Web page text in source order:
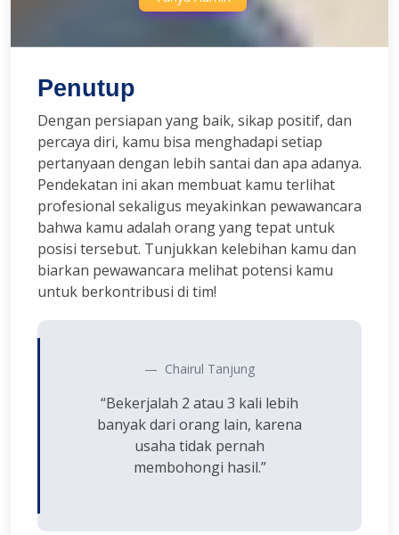
Penutup
Dengan persiapan yang baik, sikap positif, dan
percaya diri, kamu bisa menghadapi setiap
pertanyaan dengan lebih santai dan apa adanya.
Pendekatan ini akan membuat kamu terlihat
profesional sekaligus meyakinkan pewawancara
bahwa kamu adalah orang yang tepat untuk
posisi tersebut. Tunjukkan kelebihan kamu dan
biarkan pewawancara melihat potensi kamu
untuk berkontribusi di tim!
Chairul Tanjung
“Bekerjalah 2 atau 3 kali lebih
banyak dari orang lain, karena
usaha tidak pernah
membohongi hasil.”